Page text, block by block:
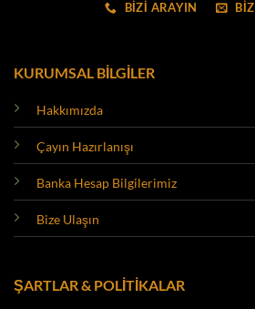
BİZİ ARAYIN
KURUMSAL BİLGİLER
Hakkımızda
Çayın Hazırlanışı
Banka Hesap Bilgilerimiz
Bize Ulaşın
ŞARTLAR & POLİTİKALAR